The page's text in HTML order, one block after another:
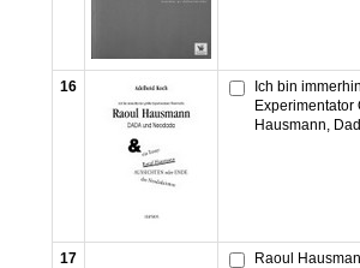
16
Ich bin
Experimentator
Hausmann,
17 Raoul